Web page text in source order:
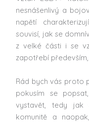
nesnášenlivý a
napětí
souvisí, jak se
z velké části i se
zapotřebí
Rád bych vás proto
pokusím se
vystavět, tedy jak
komunitě a